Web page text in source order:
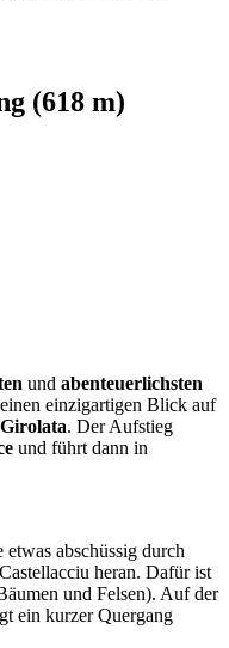
(618 m)
und abenteuerlichsten
einzigartigen Blick auf
. Der Aufstieg
und führt dann in
abschüssig durch
heran. Dafür ist
und Felsen). Auf der
ein kurzer Quergang